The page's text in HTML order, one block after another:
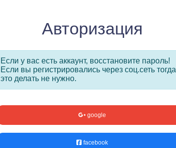
Авторизация
Если у вас есть аккаунт, восстановите пароль!
Если вы регистрировались через соц.сеть тогда
это делать не нужно.
google
facebook